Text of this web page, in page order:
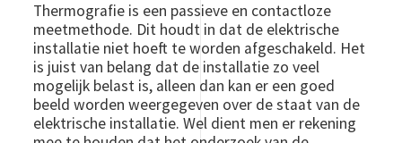
Thermografie is een passieve en contactloze
meetmethode. Dit houdt in dat de elektrische
installatie niet hoeft te worden afgeschakeld. Het
is juist van belang dat de installatie zo veel
mogelijk belast is, alleen dan kan er een goed
beeld worden weergegeven over de staat van de
elektrische installatie. Wel dient men er rekening